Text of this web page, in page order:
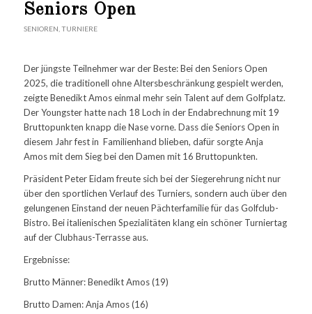
Seniors Open
SENIOREN TURNIERE
Der jüngste Teilnehmer war der Beste: Bei den Seniors Open
2025, die traditionell ohne Altersbeschränkung gespielt werden,
zeigte Benedikt Amos einmal mehr sein Talent auf dem Golfplatz.
Der Youngster hatte nach 18 Loch in der Endabrechnung mit 19
Bruttopunkten knapp die Nase vorne. Dass die Seniors Open in
diesem Jahr fest in Familienhand blieben, dafür sorgte Anja
Amos mit dem Sieg bei den Damen mit 16 Bruttopunkten.
Präsident Peter Eidam freute sich bei der Siegerehrung nicht nur
über den sportlichen Verlauf des Turniers, sondern auch über den
gelungenen Einstand der neuen Pächterfamilie für das Golfclub-
Bistro. Bei italienischen Spezialitäten klang ein schöner Turniertag
auf der Clubhaus-Terrasse aus.
Ergebnisse:
Brutto Männer: Benedikt Amos (19)
Brutto Damen: Anja Amos (16)